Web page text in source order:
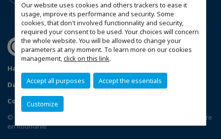
Our website uses cookies and others trackers to ease it
usage, improve its performance and security. Some
cookies, that don't involved functionnality and security,
required your consent to be used. Your choices will concern
the whole website. You will be allowed to change your
parameters at any moment. To learn more on our cookies
management,click on this link.
Accept all purposes Accept the essentials
Customize
Harta site-ului
Date cu caracter personal
FAQ spațiul membrilor
Configure cookies preferences
© 2026 Chambre Française de Commerce, d'Industrie et d'Agriculture
en Roumanie